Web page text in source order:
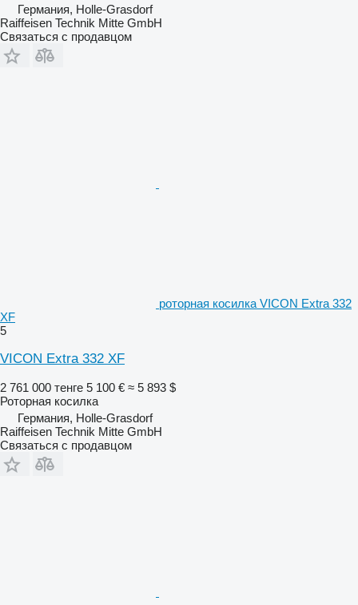
Германия, Holle-Grasdorf
Raiffeisen Technik Mitte GmbH
Связаться с продавцом
роторная косилка VICON Extra 332
XF
5
VICON Extra 332 XF
2 761 000 тенге 5 100 € ≈ 5 893 $
Роторная косилка
Германия, Holle-Grasdorf
Raiffeisen Technik Mitte GmbH
Связаться с продавцом